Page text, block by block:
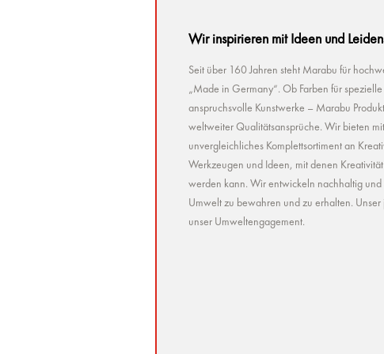
Wir inspirieren mit Ideen und
Seit über 160 Jahren steht Marabu für
„Made in Germany“. Ob Farben für
anspruchsvolle Kunstwerke – Marabu
weltweiter Qualitätsansprüche. Wir bieten
unvergleichliches Komplettsortiment an
Werkzeugen und Ideen, mit denen
werden kann. Wir entwickeln nachhaltig und
Umwelt zu bewahren und zu erhalten.
unser Umweltengagement.